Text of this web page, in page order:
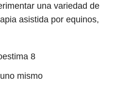
una variedad de
asistida por equinos,
8
mismo